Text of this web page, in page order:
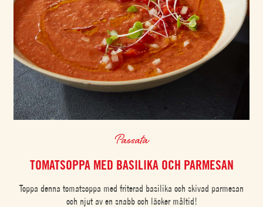
Passata
TOMATSOPPA MED BASILIKA OCH PARMESAN
Toppa denna tomatsoppa med friterad basilika och skivad parmesan
och njut av en snabb och läcker måltid!